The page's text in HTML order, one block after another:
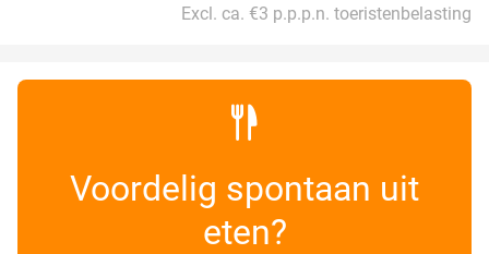
Excl. ca. €3 p.p.p.n. toeristenbelasting
Voordelig spontaan uit
eten?